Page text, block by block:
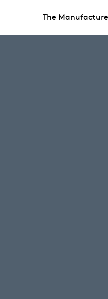
The Manufacture